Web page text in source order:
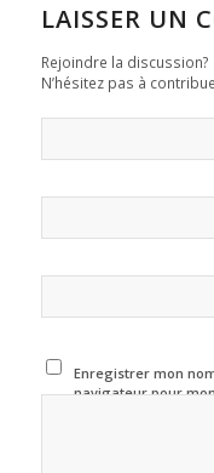
LAISSER UN
Rejoindre la discussion?
N’hésitez pas à
Enregistrer mon
navigateur pour